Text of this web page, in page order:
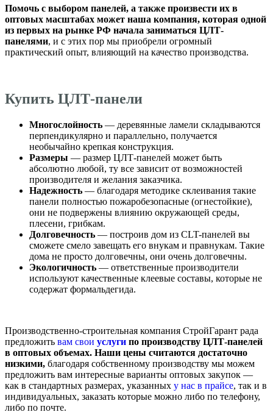
Помочь с выбором панелей, а также произвести их в
оптовых масштабах может наша компания, которая одной
из первых на рынке РФ начала заниматься ЦЛТ-
панелями, и с этих пор мы приобрели огромный
практический опыт, влияющий на качество производства.
Купить ЦЛТ-панели
Многослойность — деревянные ламели складываются
перпендикулярно и параллельно, получается
необычайно крепкая конструкция.
Размеры — размер ЦЛТ-панелей может быть
абсолютно любой, ту все зависит от возможностей
производителя и желания заказчика.
Надежность — благодаря методике склеивания такие
панели полностью пожаробезопасные (огнестойкие),
они не подвержены влиянию окружающей среды,
плесени, грибкам.
Долговечность — построив дом из CLT-панелей вы
сможете смело завещать его внукам и правнукам. Такие
дома не просто долговечны, они очень долговечны.
Экологичность — ответственные производители
используют качественные клеевые составы, которые не
содержат формальдегида.
Производственно-строительная компания СтройГарант рада
предложить вам свои услуги по производству ЦЛТ-панелей
в оптовых объемах. Наши цены считаются достаточно
низкими, благодаря собственному производству мы можем
предложить вам интересные варианты оптовых закупок —
как в стандартных размерах, указанных у нас в прайсе, так и в
индивидуальных, заказать которые можно либо по телефону,
либо по почте.